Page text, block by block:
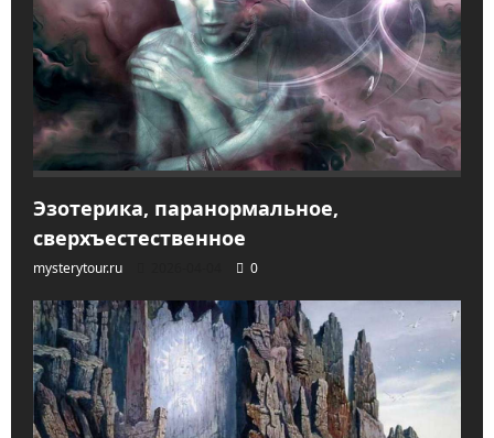
Эзотерика, паранормальное,
сверхъестественное
mysterytour.ru 0